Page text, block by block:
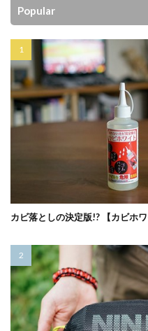
Popular
カビ落としの決定版!? 【カビホ